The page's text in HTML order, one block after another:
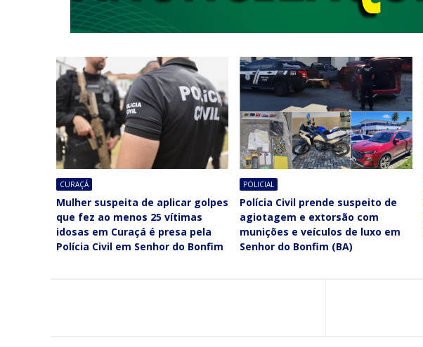
CURAÇÁ
Mulher suspeita de aplicar golpes
que fez ao menos 25 vítimas
idosas em Curaçá é presa pela
Polícia Civil em Senhor do Bonfim
POLICIAL
Polícia Civil prende suspeito de
agiotagem e extorsão com
munições e veículos de luxo em
Senhor do Bonfim (BA)